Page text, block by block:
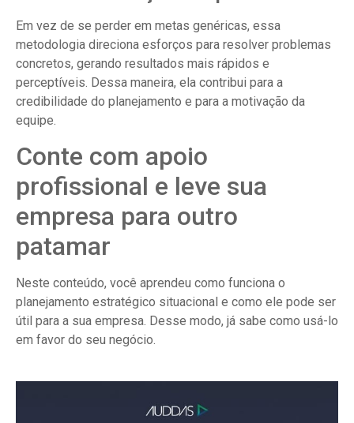
Em vez de se perder em metas genéricas, essa
metodologia direciona esforços para resolver problemas
concretos, gerando resultados mais rápidos e
perceptíveis. Dessa maneira, ela contribui para a
credibilidade do planejamento e para a motivação da
equipe.
Conte com apoio
profissional e leve sua
empresa para outro
patamar
Neste conteúdo, você aprendeu como funciona o
planejamento estratégico situacional e como ele pode ser
útil para a sua empresa. Desse modo, já sabe como usá-lo
em favor do seu negócio.